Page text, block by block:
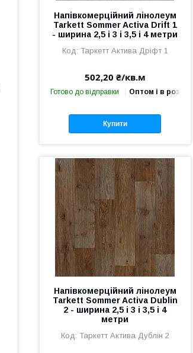
Напівкомерційний лінолеум
Tarkett Sommer Activa Drift 1
- ширина 2,5 і 3 і 3,5 і 4 метри
Таркетт Актива Дріфт 1
502,20 ₴/кв.м
Готово до відправки Оптом і в роздріб
Купити
Напівкомерційний лінолеум
Tarkett Sommer Activa Dublin
2 - ширина 2,5 і 3 і 3,5 і 4
метри
Таркетт Актива Дублін 2